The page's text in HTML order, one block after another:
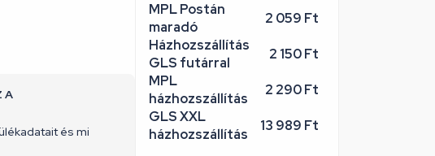
A
és mi
MPL Postán
maradó
2 059 Ft
Házhozszállítás
GLS futárral
2 150 Ft
MPL
házhozszállítás
2 290 Ft
GLS XXL
házhozszállítás
13 989 Ft